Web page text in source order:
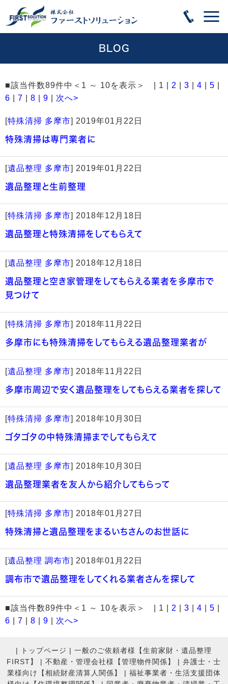
BLOG
■該当件数89件中＜1 ～ 10を表示＞ | 1 | 2 3 4 5
6
7 8 9 次へ>
[特殊清掃 多摩市] 2019年01月22日
特殊清掃は専門業者に
[遺品整理 多摩市] 2019年01月22日
遺品整理と生前整理
[特殊清掃 多摩市] 2018年12月18日
遺品整理と特殊清掃をしてもらえて
[遺品整理 多摩市] 2018年12月18日
遺品整理と空き家管理をしてもらえる業者を多摩市で
見つけて
[特殊清掃 多摩市] 2018年11月22日
多摩市にも特殊清掃をしてもらえる遺品整理業者が
[遺品整理 多摩市] 2018年11月22日
多摩市周辺で安く遺品整理をしてもらえる業者を探して
[特殊清掃 多摩市] 2018年10月30日
ゴタゴタの中特殊清掃までしてもらえて
[遺品整理 多摩市] 2018年10月30日
遺品整理業者を友人から紹介してもらって
[特殊清掃 多摩市] 2018年01月27日
特殊清掃と遺品整理をまるいちさんのお世話に
[遺品整理 調布市] 2018年01月22日
調布市で遺品整理をしてくれる業者さんを探して
■該当件数89件中＜1 ～ 10を表示＞ | 1 | 2 3 4 5
6
7 8 9 次へ>
| トップページ | 一般のご依頼者様【生前家財・遺品整理
FIRST】
| 不動産・管理会社様【管理物件関係】 | 弁護士・士
業様向け【相続財産清算人関係】
| 福祉事業者・生活支援団体